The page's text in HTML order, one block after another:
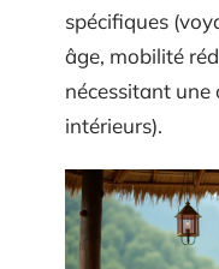
spécifiques
âge, mobilité
nécessitant
intérieurs).